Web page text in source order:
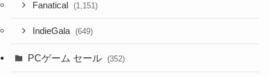
Fanatical (1,151)
IndieGala (649)
PCゲーム セール (352)